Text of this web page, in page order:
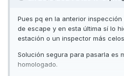
Pues pq en la anterior
de escape y en esta última sí lo
estación o un inspector más
Solución segura para pasarla es
homologado.